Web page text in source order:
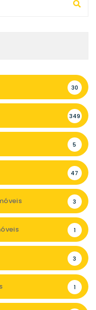
30
349
5
47
3
1
3
1